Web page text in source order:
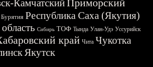
КамчатскийПриморский
Республика Саха (Якутия)
Сибирь ТОФ Тында Улан-Удэ Уссурийск
край Чита Чукотка
Якутск